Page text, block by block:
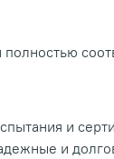
и
и